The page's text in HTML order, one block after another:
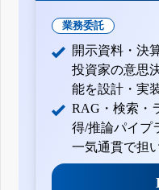
業務委託
開示資料・決
投資家の意思
能を設計・実
RAG・検索・
得/推論パイプ
一気通貫で担